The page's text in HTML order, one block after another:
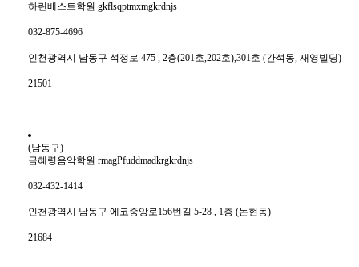
하린베스트학원 gkflsqptmxmgkrdnjs
032-875-4696
인천광역시 남동구 석정로 475 , 2층(201호,202호),301호 (간석동, 재영빌딩)
21501
(남동구)
금혜령음악학원 rmagPfuddmadkrgkrdnjs
032-432-1414
인천광역시 남동구 에코중앙로156번길 5-28 , 1층 (논현동)
21684